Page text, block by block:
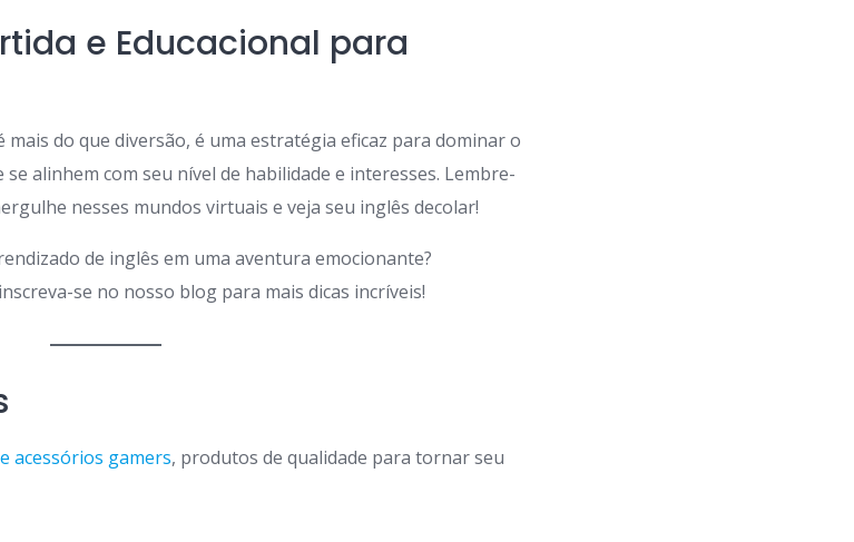
e Educacional para
do que diversão, é uma estratégia eficaz para dominar o
alinhem com seu nível de habilidade e interesses. Lembre-
nesses mundos virtuais e veja seu inglês decolar!
de inglês em uma aventura emocionante?
se no nosso blog para mais dicas incríveis!
acessórios gamers, produtos de qualidade para tornar seu